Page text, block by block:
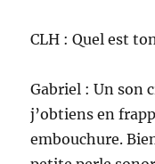
CLH : Quel est
Gabriel : Un son
j’obtiens en
embouchure.